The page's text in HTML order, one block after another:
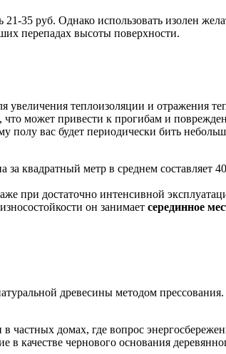
35 руб. Однако использовать изолен
перепадах высоты поверхности.
увеличения теплоизоляции и отражения
, что может привести к прогибам и
полу вас будет периодически бить
квадратный метр в среднем составляет
при достаточно интенсивной
он занимает серединное
древесины методом
частных домах, где вопрос
в качестве чернового основания